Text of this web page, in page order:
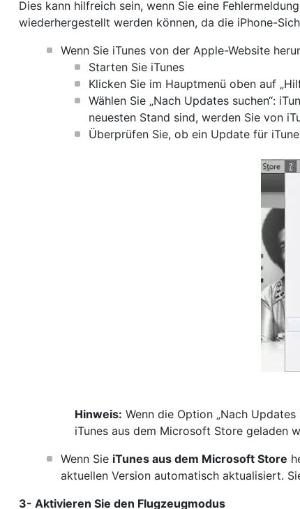
Dies kann hilfreich sein, wenn Sie eine
wiederhergestellt werden können, da die iPhone-
Wenn Sie iTunes von der Apple-Website
Starten Sie iTunes
Klicken Sie im Hauptmenü oben auf
Wählen Sie „Nach Updates suchen“:
neuesten Stand sind, werden Sie von
Überprüfen Sie, ob ein Update für
Hinweis: Wenn die Option „Nach
iTunes aus dem Microsoft Store geladen
Wenn Sie iTunes aus dem Microsoft Store
aktuellen Version automatisch aktualisiert.
3- Aktivieren Sie den Flugzeugmodus